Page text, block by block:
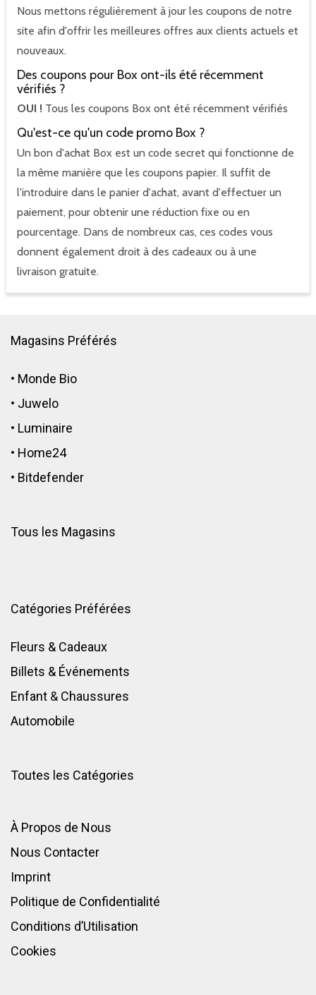
Nous mettons régulièrement à jour les coupons de notre
site afin d'offrir les meilleures offres aux clients actuels et
nouveaux.
Des coupons pour Box ont-ils été récemment
vérifiés ?
OUI ! Tous les coupons Box ont été récemment vérifiés
Qu'est-ce qu'un code promo Box ?
Un bon d'achat Box est un code secret qui fonctionne de
la même manière que les coupons papier. Il suffit de
l'introduire dans le panier d'achat, avant d'effectuer un
paiement, pour obtenir une réduction fixe ou en
pourcentage. Dans de nombreux cas, ces codes vous
donnent également droit à des cadeaux ou à une
livraison gratuite.
Magasins Préférés
• Monde Bio
• Juwelo
• Luminaire
• Home24
• Bitdefender
Tous les Magasins
Catégories Préférées
Fleurs & Cadeaux
Billets & Événements
Enfant & Chaussures
Automobile
Toutes les Catégories
À Propos de Nous
Nous Contacter
Imprint
Politique de Confidentialité
Conditions d’Utilisation
Cookies